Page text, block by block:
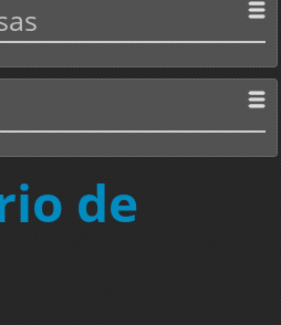
de